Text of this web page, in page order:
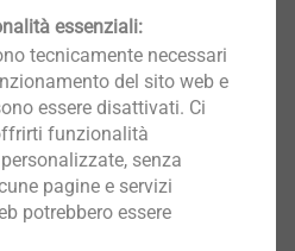
a distanza ridotta
al bisogno
e asciutti
essenziali:
tecnicamente necessari
del sito web e
essere disattivati. Ci
funzionalità
senza
pagine e servizi
potrebbero essere